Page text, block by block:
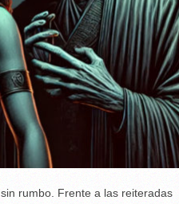
rumbo. Frente a las reiteradas